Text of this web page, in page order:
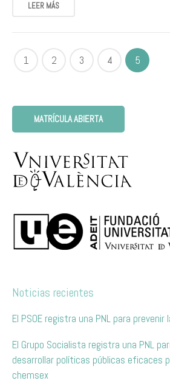
LEER MÁS
1 2 3 4 5
MATRÍCULA ABIERTA
Noticias recientes
El PSOE registra una PNL para
El Grupo Socialista registra una PNL
desarrollar políticas públicas eficaces
chemsex